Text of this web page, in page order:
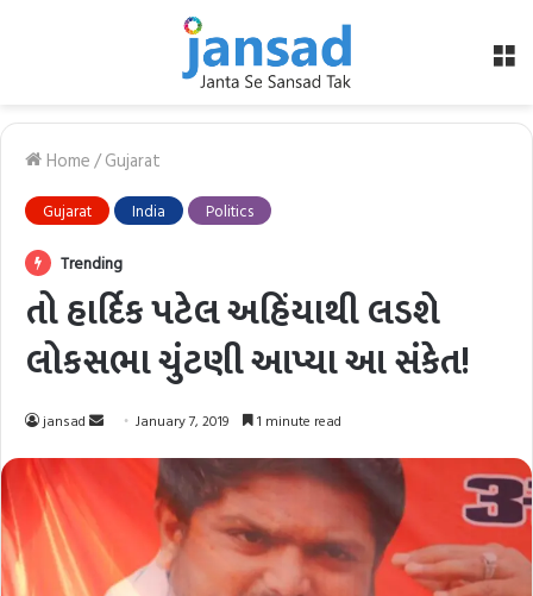
Home/Gujarat
Gujarat India Politics
Trending
તો હાર્દિક પટેલ અહિંયાથી લડશે
લોકસભા ચુંટણી આપ્યા આ સંકેત!
jansad
Send January 7, 2019 1 minute read